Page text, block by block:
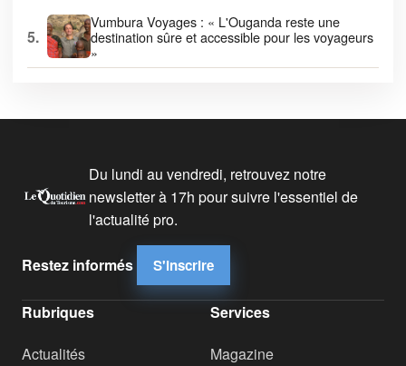
5.
Vumbura Voyages : « L'Ouganda reste une
destination sûre et accessible pour les voyageurs
»
Du lundi au vendredi, retrouvez notre
newsletter à 17h pour suivre l'essentiel de
l'actualité pro.
Restez informés S'inscrire
Rubriques
Actualités
Services
Magazine